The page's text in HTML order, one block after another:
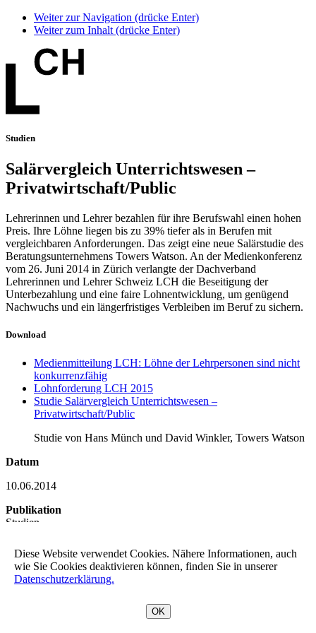
Weiter zur Navigation (drücke Enter)
Weiter zum Inhalt (drücke Enter)
Studien
Salärvergleich Unterrichtswesen –
Privatwirtschaft/Public
Lehrerinnen und Lehrer bezahlen für ihre Berufswahl einen hohen
Preis. Ihre Löhne liegen bis zu 39% tiefer als in Berufen mit
vergleichbaren Anforderungen. Das zeigt eine neue Salärstudie des
Beratungsunternehmens Towers Watson. An der Medienkonferenz
vom 26. Juni 2014 in Zürich verlangte der Dachverband
Lehrerinnen und Lehrer Schweiz LCH die Beseitigung der
Unterbezahlung und eine faire Lohnentwicklung, um genügend
Nachwuchs und ein längerfristiges Verbleiben im Beruf zu sichern.
Download
Medienmitteilung LCH: Löhne der Lehrpersonen sind nicht
konkurrenzfähig
Lohnforderung LCH 2015
Studie Salärvergleich Unterrichtswesen –
Privatwirtschaft/Public
Studie von Hans Münch und David Winkler, Towers Watson
Datum
10.06.2014
Publikation
Studien
nach oben
Diese Website verwendet Cookies. Nähere Informationen, auch
wie Sie Cookies deaktivieren können, finden Sie in unserer
Datenschutzerklärung.
OK